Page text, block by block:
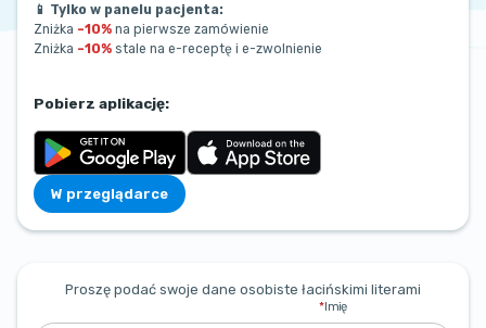
📱 Tylko w panelu pacjenta:
Zniżka –10% na pierwsze zamówienie
Zniżka –10% stale na e-receptę i e-zwolnienie
Pobierz aplikację:
W przeglądarce
Proszę podać swoje dane osobiste łacińskimi literami
Imię
*